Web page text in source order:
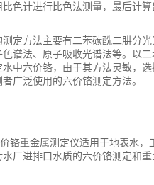
色计进行比色法测量，最后计
定方法主要有二苯碳酰二肼分
谱法、原子吸收光谱法等。以
中六价铬，由于其方法灵敏，
广泛使用的六价铬测定方法。
铬重金属测定仪适用于地表水，
厂进排口水质的六价铬测定和重